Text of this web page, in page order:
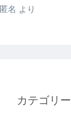
匿名 より
カテゴリー